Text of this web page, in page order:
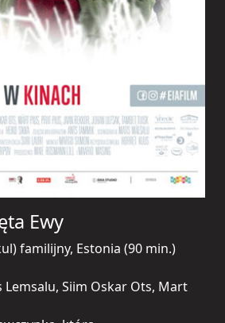
Ewy
familijny, Estonia (90 min.)
Lemsalu, Siim Oskar Ots, Mart